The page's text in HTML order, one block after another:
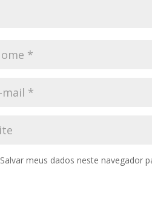
Salvar meus dados neste navegador